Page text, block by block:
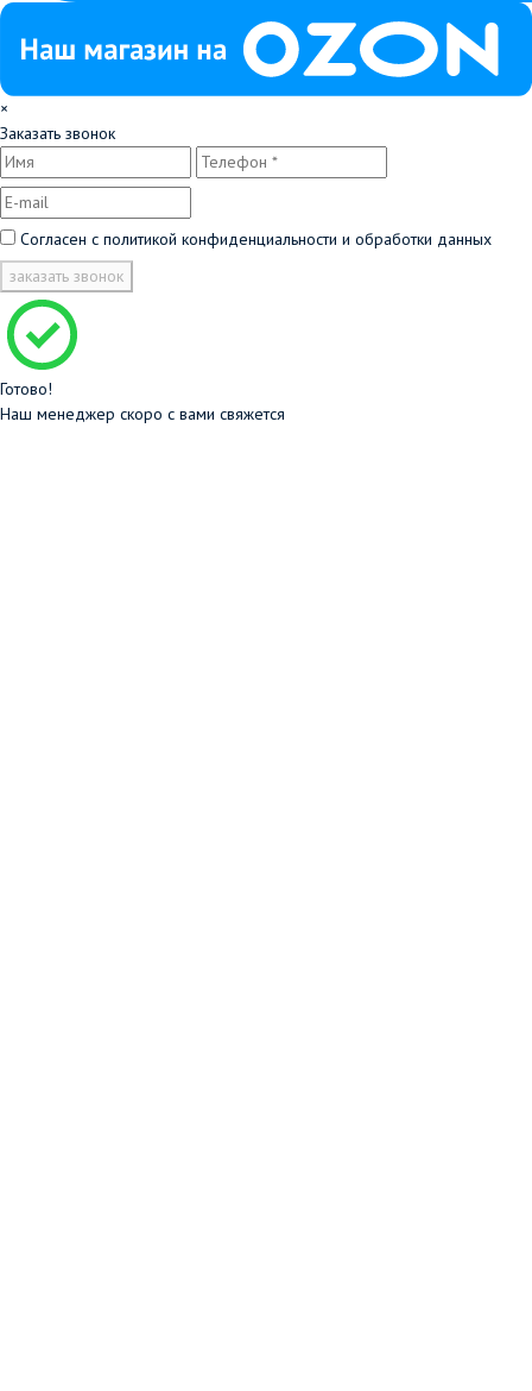
×
Заказать звонок
Согласен с политикой конфиденциальности и обработки данных
заказать звонок
Готово!
Наш менеджер скоро с вами свяжется